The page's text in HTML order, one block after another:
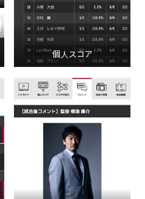
個人スコア